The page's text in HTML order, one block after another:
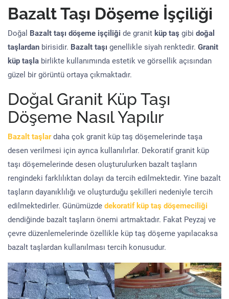
Bazalt Taşı Döşeme İşçiliği
Doğal Bazalt taşı döşeme işçiliği de granit küp taş gibi doğal
taşlardan birisidir. Bazalt taşı genellikle siyah renktedir. Granit
küp taşla birlikte kullanımında estetik ve görsellik açısından
güzel bir görüntü ortaya çıkmaktadır.
Doğal Granit Küp Taşı
Döşeme Nasıl Yapılır
Bazalt taşlardaha çok granit küp taş döşemelerinde taşa
desen verilmesi için ayrıca kullanılırlar. Dekoratif granit küp
taşı döşemelerinde desen oluşturulurken bazalt taşların
rengindeki farklılıktan dolayı da tercih edilmektedir. Yine bazalt
taşların dayanıklılığı ve oluşturduğu şekilleri nedeniyle tercih
edilmektedirler. Günümüzde dekoratif küp taş döşemeciliği
dendiğinde bazalt taşların önemi artmaktadır. Fakat Peyzaj ve
çevre düzenlemelerinde özellikle küp taş döşeme yapılacaksa
bazalt taşlardan kullanılması tercih konusudur.